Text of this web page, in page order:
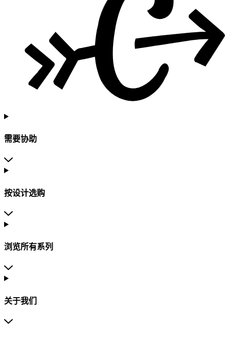
需要协助
按设计选购
浏览所有系列
关于我们